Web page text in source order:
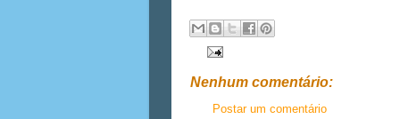
Nenhum comentário:
Postar um comentário